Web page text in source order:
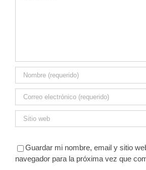
Guardar mi nombre, email y sitio
navegador para la próxima vez que